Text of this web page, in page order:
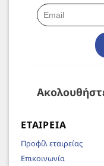
ΕΤΑΙΡΕΊΑ
Προφίλ εταιρείας
Επικοινωνία